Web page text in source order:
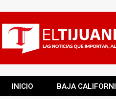
INICIO BAJA